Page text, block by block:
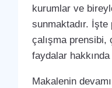
kurumlar ve
sunmaktadır.
çalışma prensibi,
faydalar
Makalenin